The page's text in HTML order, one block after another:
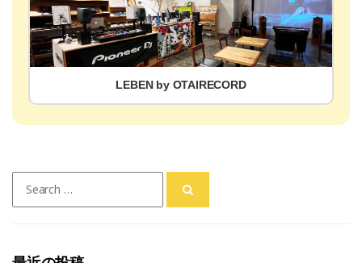
LEBEN by OTAIRECORD
for: